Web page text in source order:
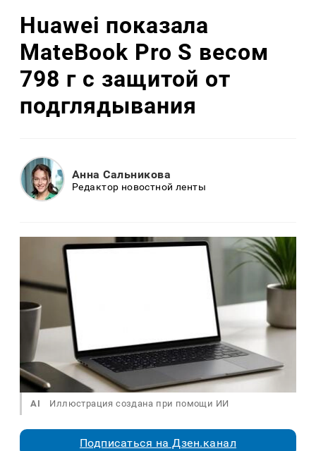
Huawei показала
MateBook Pro S весом
798 г с защитой от
подглядывания
Анна Сальникова
Редактор новостной ленты
AI Иллюстрация создана при помощи ИИ
Подписаться на Дзен.канал